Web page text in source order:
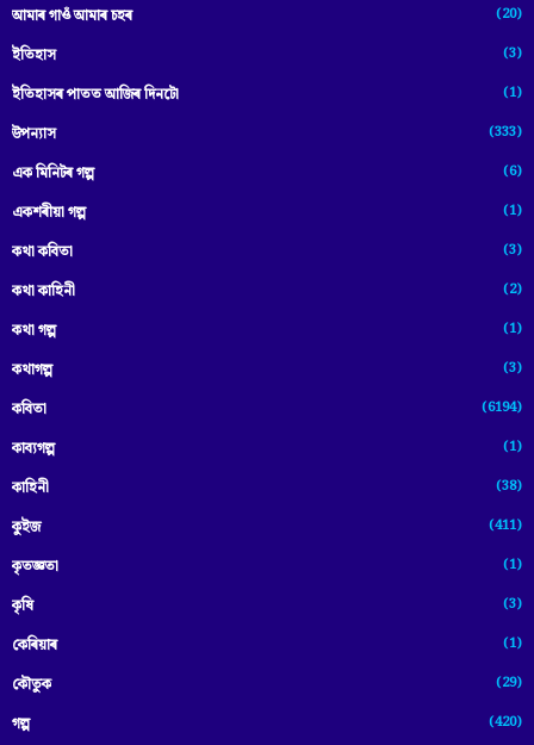
আমাৰ গাওঁ আমাৰ চহৰ (20)
ইতিহাস (3)
ইতিহাসৰ পাতত আজিৰ দিনটো (1)
উপন্যাস (333)
এক মিনিটৰ গল্প (6)
একশৰীয়া গল্প (1)
কথা কবিতা (3)
কথা কাহিনী (2)
কথা গল্প (1)
কথাগল্প (3)
কবিতা (6194)
কাব্যগল্প (1)
কাহিনী (38)
কুইজ (411)
কৃতজ্ঞতা (1)
কৃষি (3)
কেৰিয়াৰ (1)
কৌতুক (29)
গল্প (420)